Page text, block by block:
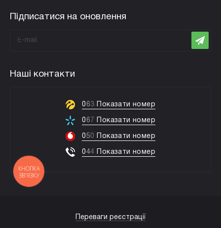
Підписатися на оновлення
Наші контакти
063 Показати номер
06 7 Показати номер
050 Показати номер
044 Показати номер
Переваги реєстрації
КНОПКА
ЗВ'ЯЗКУ